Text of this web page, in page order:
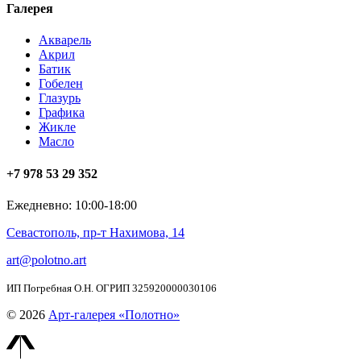
Галерея
Акварель
Акрил
Батик
Гобелен
Глазурь
Графика
Жикле
Масло
+7 978 53 29 352
Ежедневно: 10:00-18:00
Севастополь, пр-т Нахимова, 14
art@polotno.art
ИП Погребная О.Н. ОГРИП 325920000030106
© 2026 Арт-галерея «Полотно»